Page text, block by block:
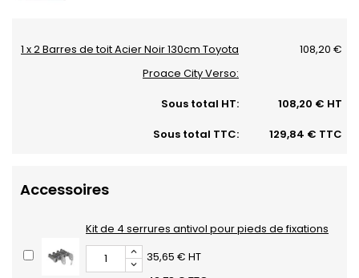
1 x 2 Barres de toit Acier Noir 130cm Toyota
Proace City Verso:
108,20 €
Sous total HT:
108,20 € HT
Sous total TTC:
129,84 € TTC
Accessoires
Kit de 4 serrures antivol pour pieds de fixations
35,65 € HT